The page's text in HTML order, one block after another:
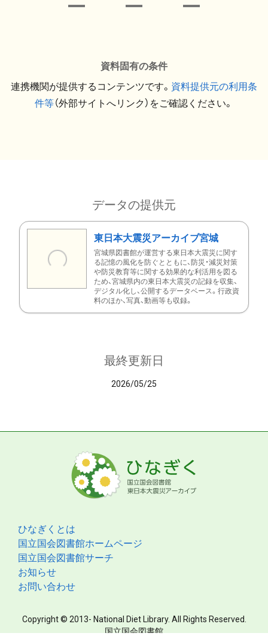
資料固有の条件
連携機関が提供するコンテンツです。 資料提供元の利用条
件等（外部サイトへリンク）をご確認ください。
データの提供元
東日本大震災アーカイブ宮城
宮城県図書館が運営する東日本大震災に関す
る記憶の風化を防ぐとともに、防災・減災対策
や防災教育等に関する効果的な利活用を図る
ため、宮城県内の東日本大震災の記録を収集、
デジタル化し、公開するデータベース。行政資
料のほか、写真、動画等も収録。
最終更新日
2026/05/25
ひなぎくとは
国立国会図書館ホームページ
国立国会図書館サーチ
お知らせ
お問い合わせ
Copyright © 2013- National Diet Library. All Rights Reserved.